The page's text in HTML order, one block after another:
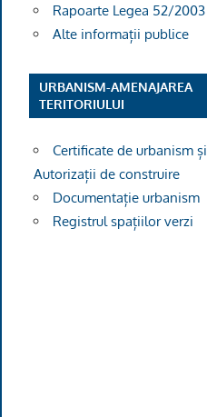
Rapoarte Legea 52/2003
Alte informații publice
URBANISM-AMENAJAREA
TERITORIULUI
Certificate de urbanism și
Autorizații de construire
Documentație urbanism
Registrul spațiilor verzi